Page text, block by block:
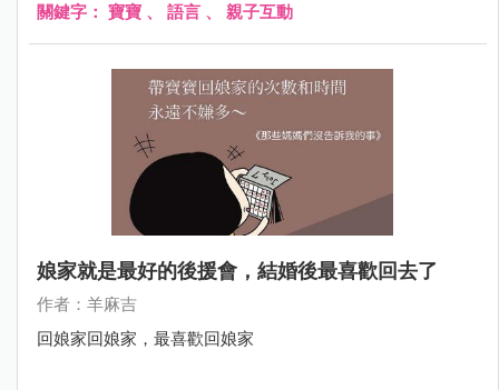
關鍵字： 寶寶 、 語言 、 親子互動
娘家就是最好的後援會，結婚後最喜歡回去了
作者：羊麻吉
回娘家回娘家，最喜歡回娘家